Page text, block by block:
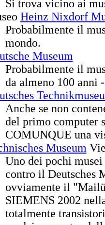
Si trova vicino ai
Heinz Nixdorf
Probabilmente il
mondo.
Museum
Probabilmente il
da almeno 100 anni
Anche se non
del primo computer
COMUNQUE una
Museum
Uno dei pochi
contro il Deutsches
ovviamente il
SIEMENS 2002
totalmente